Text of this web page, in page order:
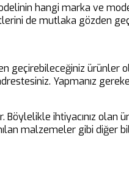
hangi marka ve
de mutlaka gözden
ürünler
Yapmanız
ihtiyacınız olan
malzemeler gibi diğer